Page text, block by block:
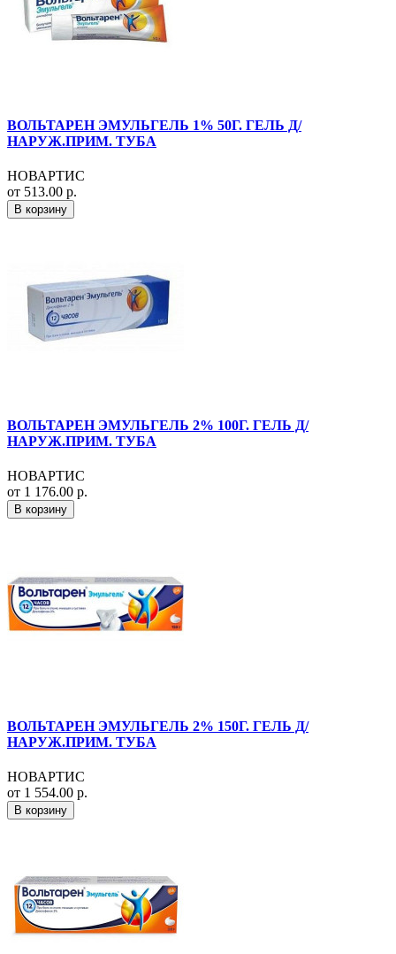
ВОЛЬТАРЕН ЭМУЛЬГЕЛЬ 1% 50Г. ГЕЛЬ Д/
НАРУЖ.ПРИМ. ТУБА
НОВАРТИС
от 513.00 р.
В корзину
ВОЛЬТАРЕН ЭМУЛЬГЕЛЬ 2% 100Г. ГЕЛЬ Д/
НАРУЖ.ПРИМ. ТУБА
НОВАРТИС
от 1 176.00 р.
В корзину
ВОЛЬТАРЕН ЭМУЛЬГЕЛЬ 2% 150Г. ГЕЛЬ Д/
НАРУЖ.ПРИМ. ТУБА
НОВАРТИС
от 1 554.00 р.
В корзину